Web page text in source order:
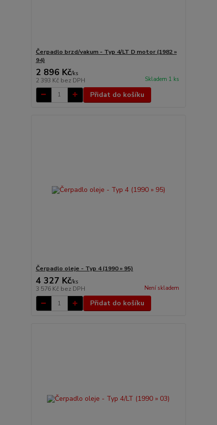
Čerpadlo brzd/vakum - Typ 4/LT D motor (1982 »
94)
2 896 Kč/ks
2 393 Kč bez DPH Skladem 1 ks
Přidat do košíku
Čerpadlo oleje - Typ 4 (1990 » 95)
4 327 Kč/ks
3 576 Kč bez DPH Není skladem
Přidat do košíku